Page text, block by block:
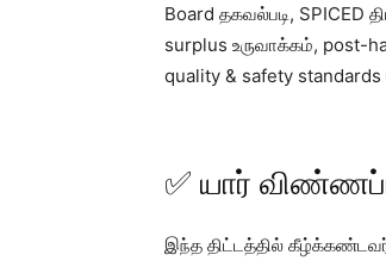
Board தகவல்படி, SPICED
surplus உருவாக்கம், post-
quality & safety
✅ யார்
இந்த திட்டத்தில்